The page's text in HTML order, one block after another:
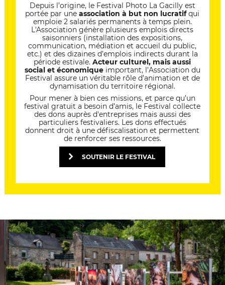
Depuis l’origine, le Festival Photo La Gacilly est
portée par uneassociation à but non lucratifqui
emploie 2 salariés permanents à temps plein.
L'Association génère plusieurs emplois directs
saisonniers (installation des expositions,
communication, médiation et accueil du public,
etc.) et des dizaines d’emplois indirects durant la
période estivale.Acteur culturel, mais aussi
social et économique important, l’Association du
Festival assure un véritable rôle d’animation et de
dynamisation du territoire régional.
Pour mener à bien ces missions, et parce qu’un
festival gratuit a besoin d’amis, le Festival collecte
des dons auprès d'entreprises mais aussi des
particuliers festivaliers. Les dons effectués
donnent droit à une défiscalisation et permettent
de renforcer ses ressources.
SOUTENIR LE FESTIVAL